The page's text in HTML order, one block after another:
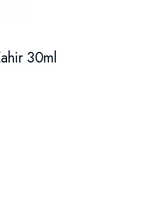
30ml